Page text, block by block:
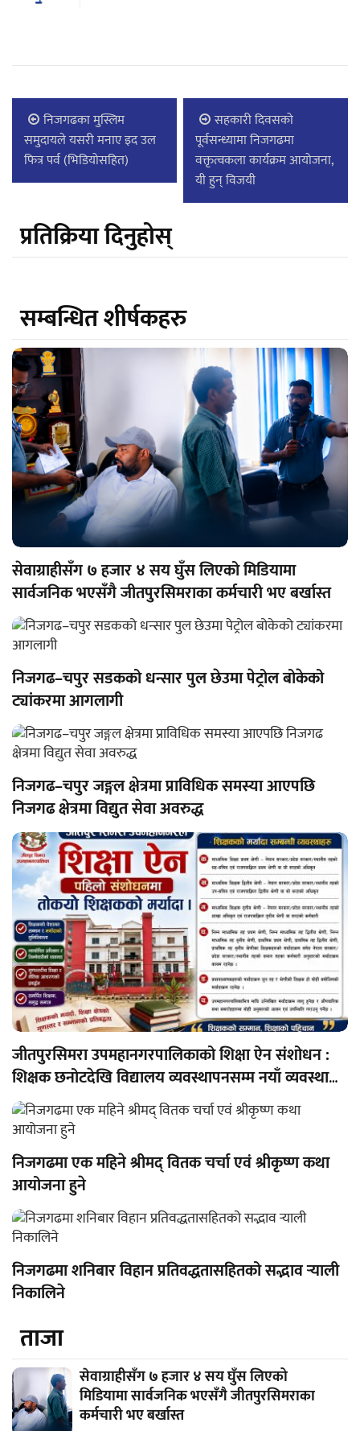
निजगढका मुस्लिम
समुदायले यसरी मनाए इद उल
फित्र पर्व (भिडियोसहित)
सहकारी दिवसको
पूर्वसन्ध्यामा निजगढमा
वक्तृत्वकला कार्यक्रम आयोजना,
यी हुन् विजयी
प्रतिक्रिया दिनुहोस्
सम्बन्धित शीर्षकहरु
सेवाग्राहीसँग ७ हजार ४ सय घुँस लिएको मिडियामा
सार्वजनिक भएसँगै जीतपुरसिमराका कर्मचारी भए बर्खास्त
निजगढ–चपुर सडकको धन्सार पुल छेउमा पेट्रोल बोकेको
ट्यांकरमा आगलागी
निजगढ–चपुर जङ्गल क्षेत्रमा प्राविधिक समस्या आएपछि
निजगढ क्षेत्रमा विद्युत सेवा अवरुद्ध
जीतपुरसिमरा उपमहानगरपालिकाको शिक्षा ऐन संशोधन :
शिक्षक छनोटदेखि विद्यालय व्यवस्थापनसम्म नयाँ व्यवस्था
लागू
निजगढमा एक महिने श्रीमद् वितक चर्चा एवं श्रीकृष्ण कथा
आयोजना हुने
निजगढमा शनिबार विहान प्रतिवद्धतासहितको सद्भाव र्‍याली
निकालिने
ताजा
सेवाग्राहीसँग ७ हजार ४ सय घुँस लिएको
मिडियामा सार्वजनिक भएसँगै जीतपुरसिमराका
कर्मचारी भए बर्खास्त